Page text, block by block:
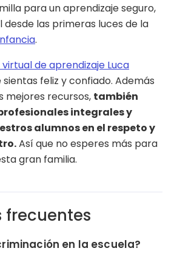
para un aprendizaje seguro,
las primeras luces de la
.
de aprendizaje Luca
feliz y confiado. Además
mejores recursos, también
integrales y
alumnos en el respeto y
Así que no esperes más para
gran familia.
frecuentes
en la escuela?